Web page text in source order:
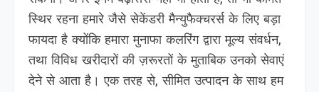
स्थिर रहना हमारे जैसे सेकेंडरी मैन्युफैक्चरर्स के लिए बड़ा
फायदा है क्योंकि हमारा मुनाफा कलरिंग द्वारा मूल्य संवर्धन,
तथा विविध खरीदारों की ज़रूरतों के मुताबिक उनको सेवाएं
देने से आता है। एक तरह से, सीमित उत्पादन के साथ हम